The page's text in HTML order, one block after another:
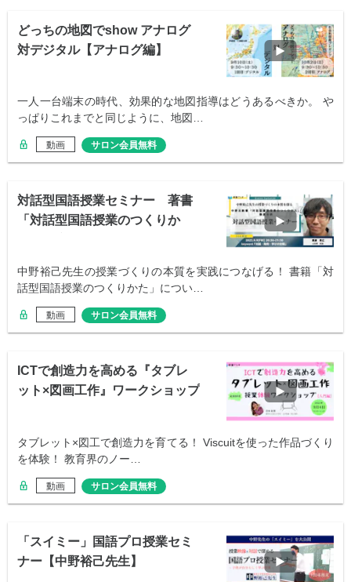
どっちの地図でshow アナログ
対デジタル【アナログ編】
一人一台端末の時代、効果的な地図指導はどうあるべきか。 や
っぱりこれまでと同じように、地図…
動画 サロン会員無料
対話型国語授業セミナー 著書
「対話型国語授業のつくりか
中野裕己先生の授業づくりの本質を実践につなげる！ 書籍「対
話型国語授業のつくりかた」につい…
動画 サロン会員無料
ICTで創造力を高める『タブレ
ット×図画工作』ワークショップ
タブレット×図工で創造力を育てる！ Viscuitを使った作品づくり
を体験！ 教育界のノー…
動画 サロン会員無料
「スイミー」国語プロ授業セミ
ナー【中野裕己先生】